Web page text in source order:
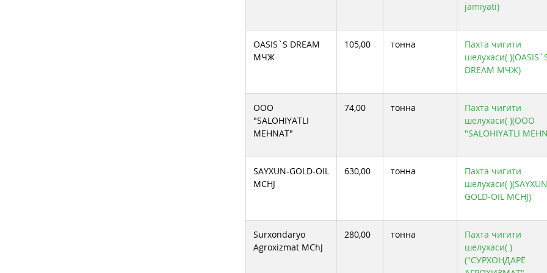
jamiyati)
OASIS`S DREAM
МЧЖ
105,00 тонна
Пахта чигити
шелухаси(
DREAM МЧЖ)
OOO
"SALOHIYATLI
MEHNAT"
74,00 тонна
Пахта чигити
шелухаси( )(OOO
"SALOHIYATLI
SAYXUN-GOLD-OIL
MCHJ
630,00 тонна
Пахта чигити
шелухаси(
GOLD-OIL MCHJ)
Surxondaryo
Agroxizmat MChJ
280,00 тонна
Пахта чигити
шелухаси( )
("СУРХОНДАРЁ